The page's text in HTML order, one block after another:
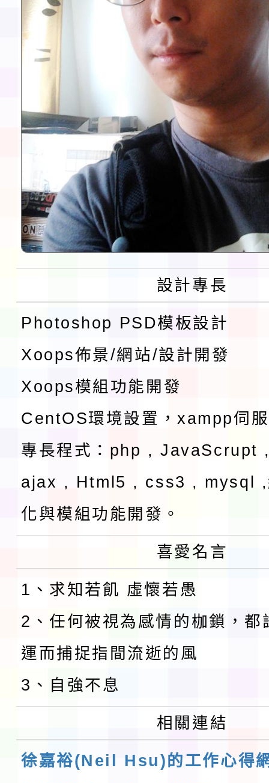
設計專長
Photoshop PSD模板設計
Xoops佈景/網站/設計開發
Xoops模組功能開發
CentOS環境設置，xampp伺
專長程式：php , JavaScrupt
ajax , Html5 , css3 , mysql ,
化與模組功能開發。
喜愛名言
1、求知若飢 虛懷若愚
2、任何被視為感情的枷鎖，都
運而捕捉指間流逝的風
3、自強不息
相關連結
徐嘉裕(Neil Hsu)的工作心得